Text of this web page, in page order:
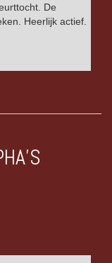
De
Heerlijk actief.